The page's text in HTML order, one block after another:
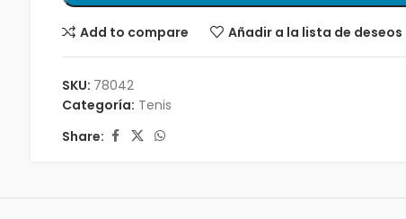
Add to compare Añadir a la lista de deseos
SKU: 78042
Categoría: Tenis
Share: